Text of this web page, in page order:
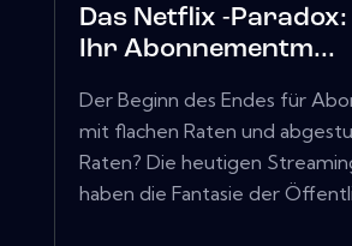
Das Netflix -Paradox:
Ihr Abonnementm...
Der Beginn des Endes für
mit flachen Raten und
Raten? Die heutigen
haben die Fantasie der